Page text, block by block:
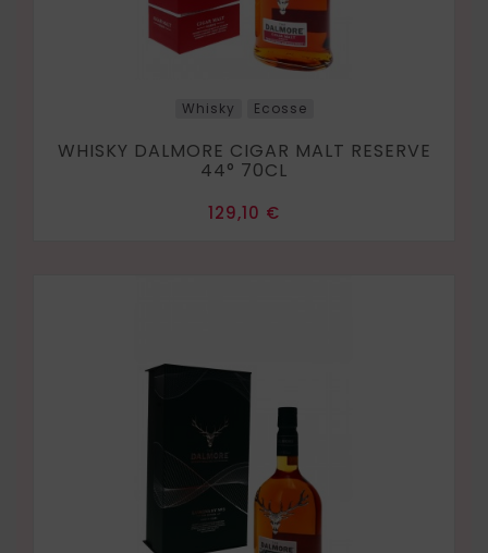
Whisky Ecosse
WHISKY DALMORE CIGAR MALT RESERVE
44° 70CL
Prix
129,10 €